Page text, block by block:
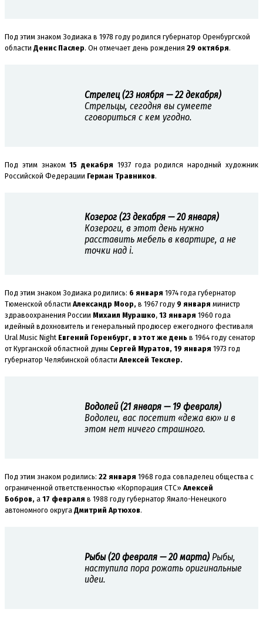
Под этим знаком Зодиака в 1978 году родился губернатор Оренбургской
области Денис Паслер. Он отмечает день рождения 29 октября.
Стрелец (23 ноября — 22 декабря)
Стрельцы, сегодня вы сумеете
сговориться с кем угодно.
Под этим знаком15 декабря 1937 года родился народный художник
Российской Федерации Герман Травников.
Козерог (23 декабря — 20 января)
Козероги, в этот день нужно
расставить мебель в квартире, а не
точки над i.
Под этим знаком Зодиака родились: 6 января 1974 года губернатор
Тюменской области Александр Моор, в 1967 году 9 января министр
здравоохранения России Михаил Мурашко,13 января 1960 года
идейный вдохновитель и генеральный продюсер ежегодного фестиваля
Ural Music Night Евгений Горенбург, в этот же день в 1964 году сенатор
от Курганской областной думы Сергей Муратов, 19 января 1973 год
губернатор Челябинской области Алексей Текслер.
Водолей (21 января — 19 февраля)
Водолеи, вас посетит «дежа вю» и в
этом нет ничего страшного.
Под этим знаком родились: 22 января 1968 года совладелец общества с
ограниченной ответственностью «Корпорация СТС» Алексей
Бобров, а17 февраля в 1988 году губернатор Ямало-Ненецкого
автономного округаДмитрий Артюхов.
Рыбы (20 февраля — 20 марта) Рыбы,
наступила пора рожать оригинальные
идеи.